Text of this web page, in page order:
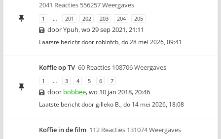
2041 Reacties 556257 Weergaves
1 … 201 202 203 204 205
doorYpuh,wo 29 sep 2021, 21:11
Laatste bericht door robinfcb, do 28 mei 2026, 09:41
Koffie op TV 60 Reacties 108706 Weergaves
1 … 3 4 5 6 7
door bobbee,wo 10 jan 2018, 20:46
Laatste bericht doorgilleko B., do 14 mei 2026, 18:08
Koffie in de film 112 Reacties 131074 Weergaves